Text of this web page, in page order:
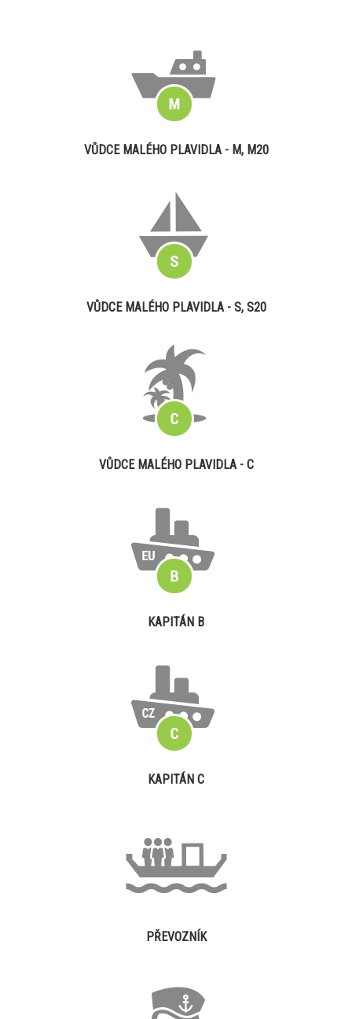
VŮDCE MALÉHO PLAVIDLA - M, M20
VŮDCE MALÉHO PLAVIDLA - S, S20
VŮDCE MALÉHO PLAVIDLA - C
KAPITÁN B
KAPITÁN C
PŘEVOZNÍK